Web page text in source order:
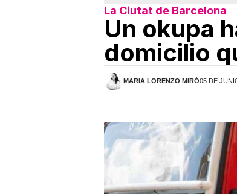
La Ciutat de Barcelona
Un okupa
domicilio
MARIA LORENZO MIRÓ05 DE